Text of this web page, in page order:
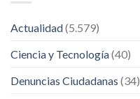
Actualidad(5.579)
Ciencia y Tecnología(40)
Denuncias Ciudadanas (34)